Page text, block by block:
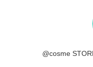
@cosme